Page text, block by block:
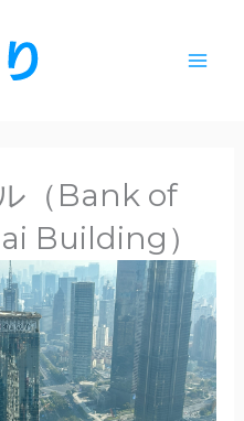
（Bank of
Building）